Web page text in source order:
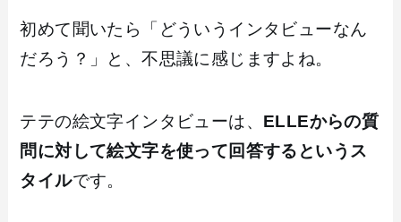
初めて聞いたら「どういうインタビューなん
だろう？」と、不思議に感じますよね。
テテの絵文字インタビューは、 ELLEからの質
問に対して絵文字を使って回答するというス
タイルです。